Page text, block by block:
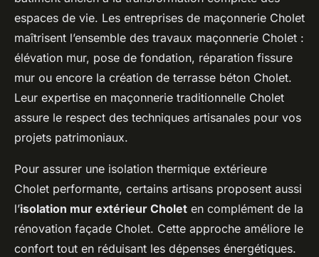
espaces de vie. Les entreprises de maçonnerie Cholet
maîtrisent l’ensemble des travaux maçonnerie Cholet :
élévation mur, pose de fondation, réparation fissure
mur ou encore la création de terrasse béton Cholet.
Leur expertise en maçonnerie traditionnelle Cholet
assure le respect des techniques artisanales pour vos
projets patrimoniaux.
Pour assurer une isolation thermique extérieure
Cholet performante, certains artisans proposent aussi
l’isolation mur extérieur Cholet en complément de la
rénovation façade Cholet. Cette approche améliore le
confort tout en réduisant les dépenses énergétiques.